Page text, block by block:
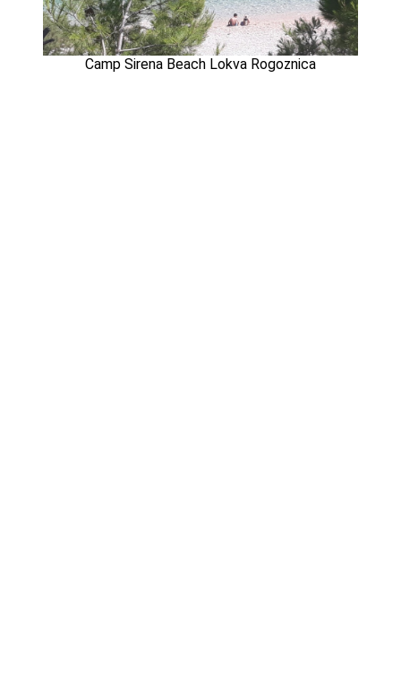
Camp Sirena Beach Lokva Rogoznica